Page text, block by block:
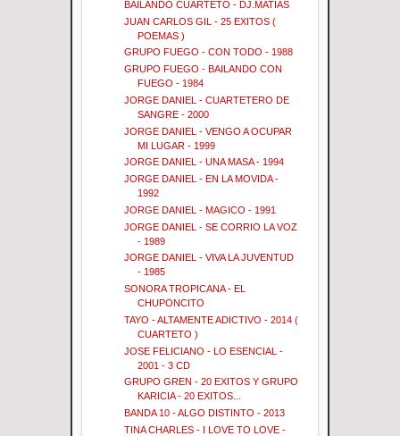
BAILANDO CUARTETO - DJ.MATIAS
JUAN CARLOS GIL - 25 EXITOS (
POEMAS )
GRUPO FUEGO - CON TODO - 1988
GRUPO FUEGO - BAILANDO CON
FUEGO - 1984
JORGE DANIEL - CUARTETERO DE
SANGRE - 2000
JORGE DANIEL - VENGO A OCUPAR
MI LUGAR - 1999
JORGE DANIEL - UNA MASA - 1994
JORGE DANIEL - EN LA MOVIDA -
1992
JORGE DANIEL - MAGICO - 1991
JORGE DANIEL - SE CORRIO LA VOZ
- 1989
JORGE DANIEL - VIVA LA JUVENTUD
- 1985
SONORA TROPICANA - EL
CHUPONCITO
TAYO - ALTAMENTE ADICTIVO - 2014 (
CUARTETO )
JOSE FELICIANO - LO ESENCIAL -
2001 - 3 CD
GRUPO GREN - 20 EXITOS Y GRUPO
KARICIA - 20 EXITOS...
BANDA 10 - ALGO DISTINTO - 2013
TINA CHARLES - I LOVE TO LOVE -